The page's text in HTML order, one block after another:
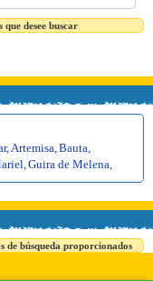
desee buscar
, Artemisa Bauta
Guira de Melena
de búsqueda proporcionados